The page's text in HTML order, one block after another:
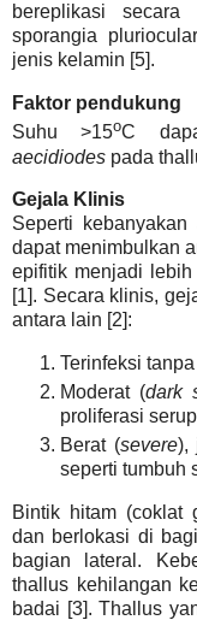
bereplikasi
sporangia
jenis kelamin [5].
Faktor pendukung
Suhu >15oC
aecidiodes pada
Gejala Klinis
Seperti
dapat menimbulkan
epifitik menjadi
[1]. Secara klinis,
antara lain [2]:
Terinfeksi
Moderat (dark
proliferasi
Berat (severe),
seperti tumbuh
Bintik hitam (coklat
dan berlokasi di
bagian lateral.
thallus kehilangan
badai [3]. Thallus